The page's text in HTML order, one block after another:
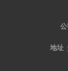
地址